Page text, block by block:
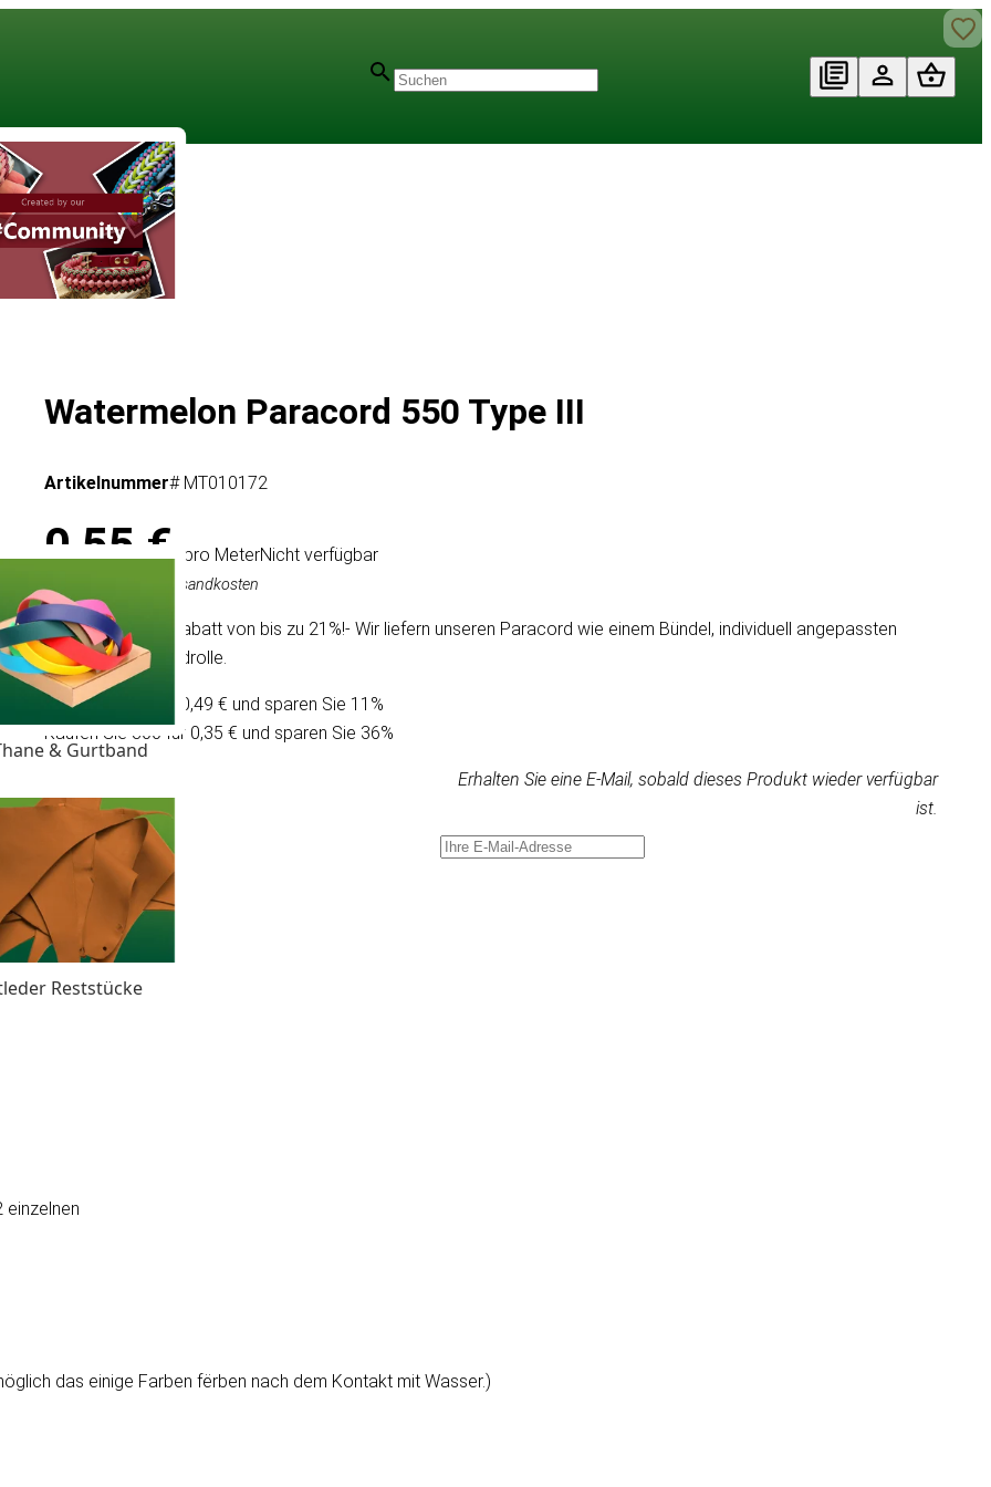
& Gurtband
Reststücke
Watermelon Paracord 550 Type III
Artikelnummer# MT010172
0,55 €/ pro MeterNicht verfügbar
Inkl. MwSt., exkl. Versandkosten
Wir bieten einen Rabatt von bis zu 21%!- Wir liefern unseren Paracord wie einem Bündel, individuell angepassten
Rolle und Standardrolle.
Kaufen Sie 30 für 0,49 € und sparen Sie 11%
Kaufen Sie 300 für 0,35 € und sparen Sie 36%
Erhalten Sie eine E-Mail, sobald dieses Produkt wieder verfügbar
ist.
einzelnen
das einige Farben fërben nach dem Kontakt mit Wasser.)